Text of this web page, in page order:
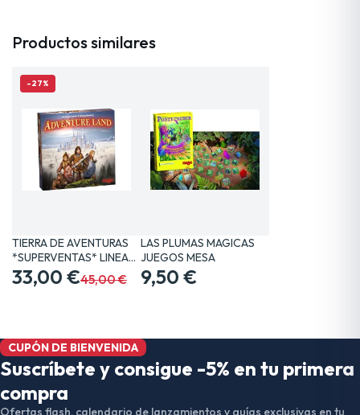
Productos similares
-27%
TIERRA DE AVENTURAS
*SUPERVENTAS* LINEA…
33,00 €45,00 €
LAS PLUMAS MAGICAS
JUEGOS MESA
9,50 €
CUPÓN DE BIENVENIDA
Suscríbete y consigue -5% en tu primera
compra
Ofertas flash, calendario de lanzamientos y guías exclusivas en tu